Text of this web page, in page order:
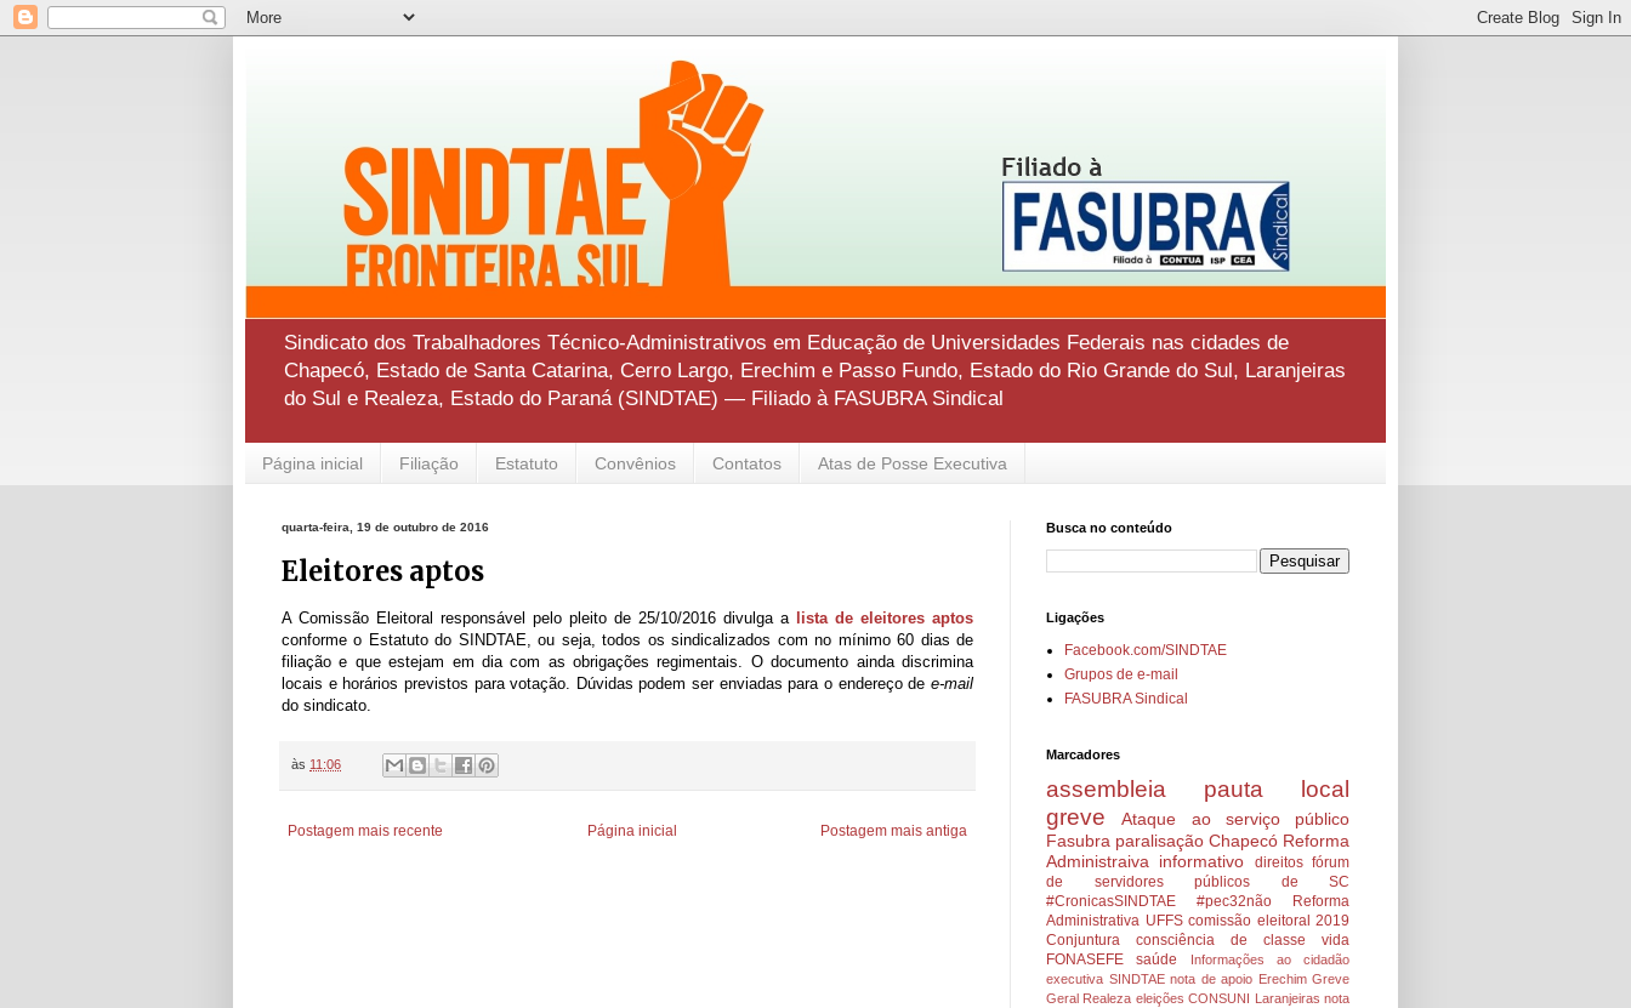
Sindicato dos Trabalhadores Técnico-Administrativos em Educação de Universidades Federais nas cidades de
Chapecó, Estado de Santa Catarina, Cerro Largo, Erechim e Passo Fundo, Estado do Rio Grande do Sul, Laranjeiras
do Sul e Realeza, Estado do Paraná (SINDTAE) — Filiado à FASUBRA Sindical
Página inicial Filiação Estatuto Convênios Contatos Atas de Posse Executiva
quarta-feira, 19 de outubro de 2016
Eleitores aptos
A Comissão Eleitoral responsável pelo pleito de 25/10/2016 divulga a
lista de eleitores aptos
conforme o Estatuto do SINDTAE, ou seja, todos os sindicalizados com no mínimo 60 dias de
filiação e que estejam em dia com as obrigações regimentais. O documento ainda discrimina
locais e horários previstos para votação. Dúvidas podem ser enviadas para o endereço de e-mail
do sindicato.
às 11:06
Postagem mais recente Postagem mais antiga
Página inicial
Busca no conteúdo
Ligações
Facebook.com/SINDTAE
Grupos de e-mail
FASUBRA Sindical
Marcadores
assembleia
pauta local
greve
Ataque ao serviço público
Fasubra paralisação Chapecó Reforma
Administraiva
informativo direitos fórum
de servidores públicos de SC
#CronicasSINDTAE
#pec32não
Reforma
Administrativa UFFS comissão eleitoral 2019
Conjuntura
consciência de classe
vida
FONASEFE
saúde
Informações ao cidadão
executiva SINDTAE nota de apoio Erechim Greve
Geral Realeza eleições CONSUNI Laranjeiras nota